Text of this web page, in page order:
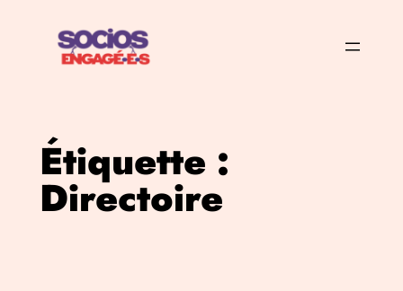
contenu
Étiquette :
Directoire